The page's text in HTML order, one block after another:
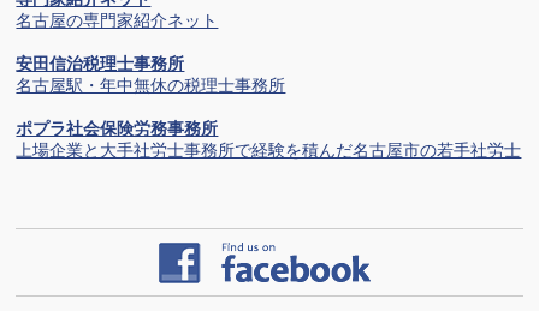
名古屋の専門家紹介ネット
安田信治税理士事務所
名古屋駅・年中無休の税理士事務所
ポプラ社会保険労務事務所
上場企業と大手社労士事務所で経験を積んだ名古屋市の若手社労士